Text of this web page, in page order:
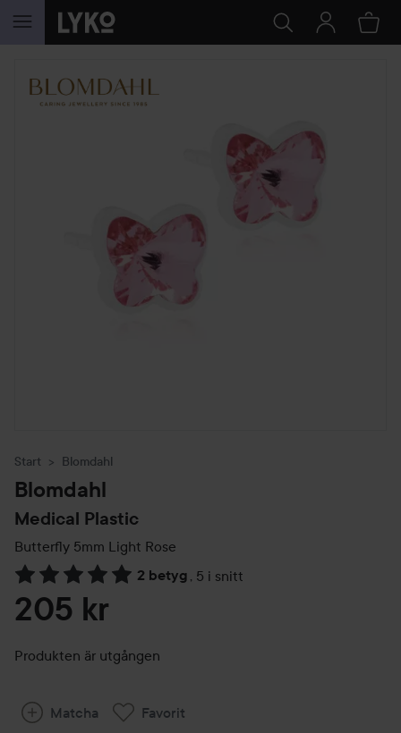
HOPPA TILL INNEHÅLLET
Start Blomdahl
Blomdahl
Medical Plastic
Butterfly 5mm Light Rose
2 betyg , 5 i snitt
Hoppa till Betyg & kommentarer
205 kr
Produkten är utgången
Matcha Favorit